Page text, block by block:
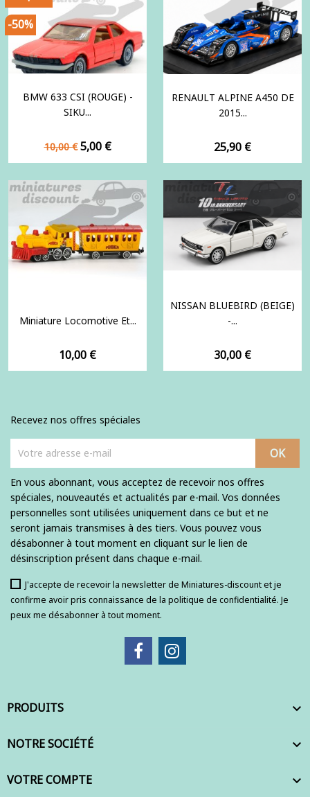
BMW 633 CSI (ROUGE) -
SIKU...
Prix
de
10,00 € Prix
5,00 €
-50%
RENAULT ALPINE A450 DE
2015...
Prix
25,90 €
Miniature Locomotive Et...
Prix
10,00 €
NISSAN BLUEBIRD (BEIGE)
-...
Prix
30,00 €
Recevez nos offres spéciales
En vous abonnant, vous acceptez de recevoir nos offres
spéciales, nouveautés et actualités par e-mail. Vos données
personnelles sont utilisées uniquement dans ce but et ne
seront jamais transmises à des tiers. Vous pouvez vous
désabonner à tout moment en cliquant sur le lien de
désinscription présent dans chaque e-mail.
J'accepte de recevoir la newsletter de Miniatures-discount et je
confirme avoir pris connaissance de la politique de confidentialité. Je
peux me désabonner à tout moment.
PRODUITS 
NOTRE SOCIÉTÉ 
VOTRE COMPTE 